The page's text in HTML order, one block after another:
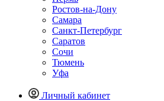
Ростов-на-Дону
Самара
Санкт-Петербург
Саратов
Сочи
Тюмень
Уфа
Личный кабинет